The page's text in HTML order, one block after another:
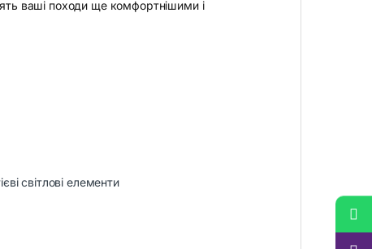
ваші походи ще комфортнішими і
світлові елементи